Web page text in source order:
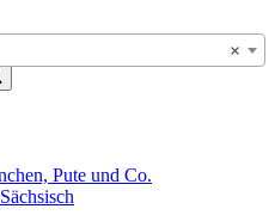
×
Pute und Co.